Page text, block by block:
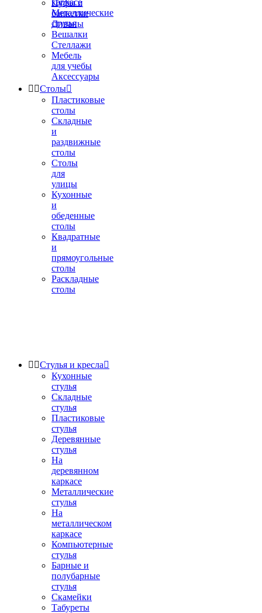
каркасе
Металлические
стулья
Пуфы и
банкетки
Диваны
Вешалки
Стеллажи
Мебель
для учебы
Аксессуары
 Столы
Пластиковые
столы
Складные
и
раздвижные
столы
Столы
для
улицы
Кухонные
и
обеденные
столы
Квадратные
и
прямоугольные
столы
Раскладные
столы
 Стулья и кресла
Кухонные
стулья
Складные
стулья
Пластиковые
стулья
Деревянные
стулья
На
деревянном
каркасе
Металлические
стулья
На
металлическом
каркасе
Компьютерные
стулья
Барные и
полубарные
стулья
Скамейки
Табуреты